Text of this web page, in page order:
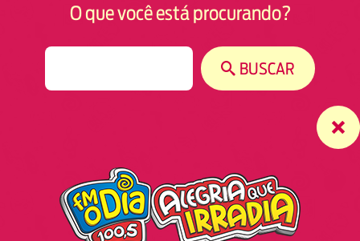
O que você está procurando?
BUSCAR